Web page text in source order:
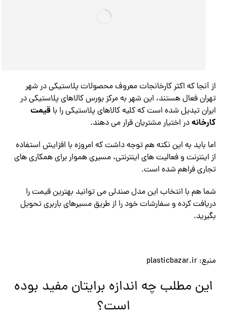
از آنجا که اکثر کارخانجات معروف محصولات پلاستیکی در شهر
تهران فعال هستند، این شهر به مرکز بورس کالاهای پلاستیکی در
ایران تبدیل شده است که کلیه کالاهای پلاستیکی را با قیمت
کارخانهدر اختیار مشتریان قرار می دهند.
اما باید به این نکته هم توجه داشت که امروزه با افزایش استفاده
از اینترنت و فعالیت های اینترنتی، مسیری هموار برای همکاری های
تجاری فراهم شده است.
شما هم با انتخاب این مدل صندلی می توانید بهترین قیمت را
دریافت کرده و سفارشات خود را از طریق مسیرهای باربری تحویل
بگیرید.
منبع: plasticbazar.ir
این مطلب چه اندازه برایتان مفید بوده
است؟